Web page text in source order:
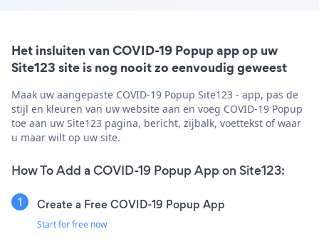
Het insluiten van COVID-19 Popup app op uw
Site123 site is nog nooit zo eenvoudig geweest
Maak uw aangepaste COVID-19 Popup Site123 - app, pas de
stijl en kleuren van uw website aan en voeg COVID-19 Popup
toe aan uw Site123 pagina, bericht, zijbalk, voettekst of waar
u maar wilt op uw site.
How To Add a COVID-19 Popup App on Site123:
Create a Free COVID-19 Popup App
Start for free now